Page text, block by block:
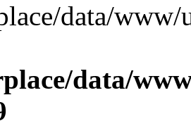
data/
data/